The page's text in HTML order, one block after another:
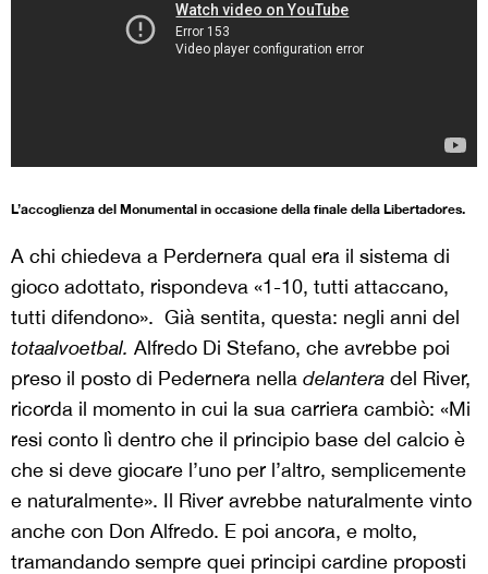
L’accoglienza del Monumental in occasione della finale della Libertadores.
A chi chiedeva a Perdernera qual era il sistema di
gioco adottato, rispondeva «1-10, tutti attaccano,
tutti difendono». Già sentita, questa: negli anni del
totaalvoetbal. Alfredo Di Stefano, che avrebbe poi
preso il posto di Pedernera nella delantera del River,
ricorda il momento in cui la sua carriera cambiò: «Mi
resi conto lì dentro che il principio base del calcio è
che si deve giocare l’uno per l’altro, semplicemente
e naturalmente». Il River avrebbe naturalmente vinto
anche con Don Alfredo. E poi ancora, e molto,
tramandando sempre quei principi cardine proposti